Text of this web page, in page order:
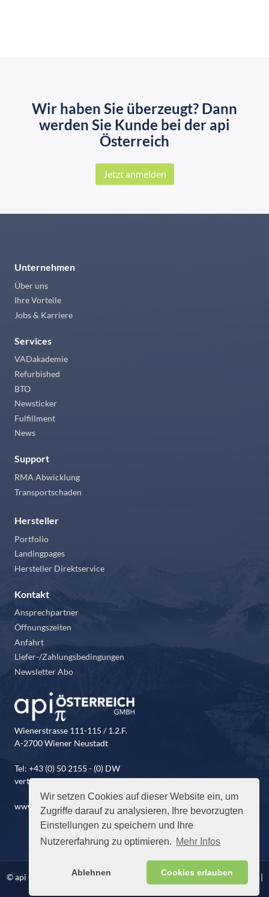
Wir setzen Cookies auf dieser Website ein, um
Zugriffe darauf zu analysieren, Ihre bevorzugten
Einstellungen zu speichern und Ihre
Nutzererfahrung zu optimieren. Mehr Infos
Ablehnen Cookies erlauben
Wir haben Sie überzeugt? Dann
werden Sie Kunde bei der api
Österreich
Jetzt anmelden
Unternehmen
Über uns
Ihre Vorteile
Jobs & Karriere
Services
VADakademie
Refurbished
BTO
Newsticker
Fulfillment
News
Support
RMA Abwicklung
Transportschaden
Hersteller
Portfolio
Landingpages
Hersteller Direktservice
Kontakt
Ansprechpartner
Öffnungszeiten
Anfahrt
Liefer-/Zahlungsbedingungen
Newsletter Abo
Wienerstrasse 111-115 / 1.2.F.
A-2700 Wiener Neustadt
Tel: +43 (0) 50 2155 - (0) DW
vertrieb@api-oesterreich.at
www.api-oesterreich.at
© api Österreich GmbH. Alle Rechte vorbehalten |Impressum
|